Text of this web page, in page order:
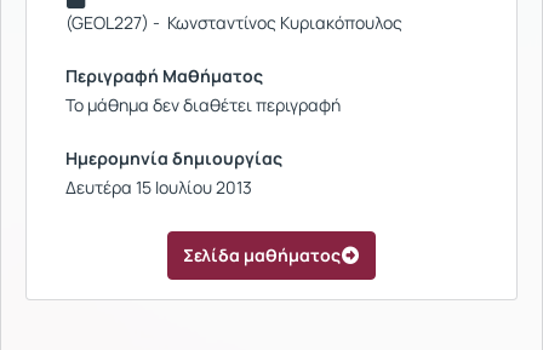
(GEOL227) - Κωνσταντίνος Κυριακόπουλος
Περιγραφή Μαθήματος
Το μάθημα δεν διαθέτει περιγραφή
Ημερομηνία δημιουργίας
Δευτέρα 15 Ιουλίου 2013
Σελίδα μαθήματος